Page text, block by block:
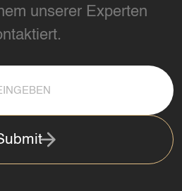
unserer Experten